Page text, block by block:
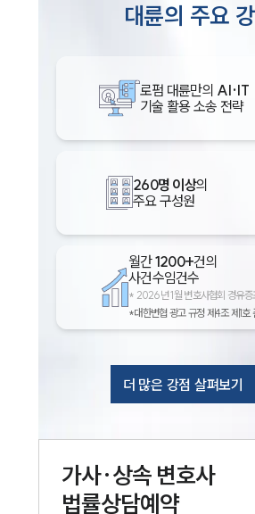
대륜의 주요
로펌 대륜만의 AI·IT
기술 활용 소송 전략
260명 이상의
주요 구성원
월간1200+건의
사건수임건수
* 2026년 1월 변호사협회 경유증
*대한변협 광고 규정 제4조 제1호
더 많은 강점 살펴보기
가사·상속변호사
법률상담예약